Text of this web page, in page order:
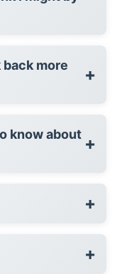
back more
+
know about +
+
+